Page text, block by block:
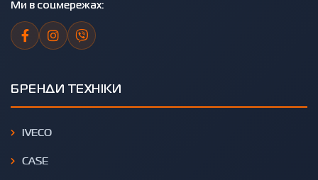
Ми в соцмережах:
БРЕНДИ ТЕХНІКИ
IVECO
CASE